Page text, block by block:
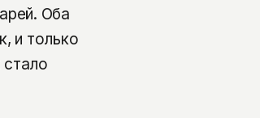
Оба
и только
стало